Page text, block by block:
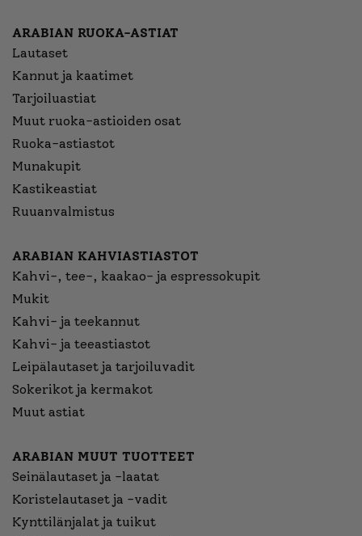
ARABIAN RUOKA-ASTIAT
Lautaset
Kannut ja kaatimet
Tarjoiluastiat
Muut ruoka-astioiden osat
Ruoka-astiastot
Munakupit
Kastikeastiat
Ruuanvalmistus
ARABIAN KAHVIASTIASTOT
Kahvi-, tee-, kaakao- ja espressokupit
Mukit
Kahvi- ja teekannut
Kahvi- ja teeastiastot
Leipälautaset ja tarjoiluvadit
Sokerikot ja kermakot
Muut astiat
ARABIAN MUUT TUOTTEET
Seinälautaset ja -laatat
Koristelautaset ja -vadit
Kynttilänjalat ja tuikut